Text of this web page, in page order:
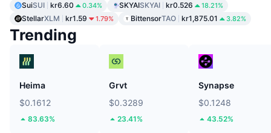
SuiSUI kr6.60 0.34% SKYAISKYAI kr0.526 18.21%
StellarXLM kr1.59 1.79% BittensorTAO kr1,875.01 3.82%
Trending
Heima
$0.1612
83.63%
Grvt
$0.3289
23.41%
Synapse
$0.1248
43.52%